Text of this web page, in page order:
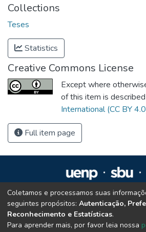
Collections
Teses
Statistics
Creative Commons License
Except where
of this item is
International (CC BY
Full item page
Repositório Institucional
Cookie settings | Privacy policy | End User
Coletamos e processamos suas
seguintes propósitos: Autenticação,
Reconhecimento e Estatísticas.
Para aprender mais, por favor leia nossa